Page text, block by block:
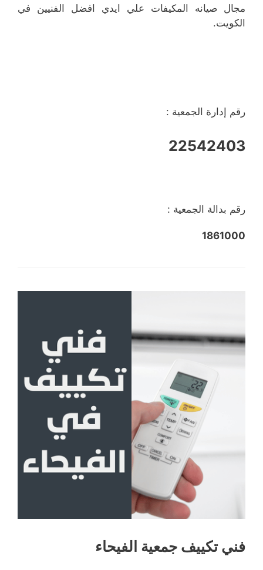
مجال صيانه المكيفات علي ايدي افضل الفنيين في
الكويت.
رقم إدارة الجمعية :
22542403
رقم بدالة الجمعية :
1861000
فني تكييف جمعية الفيحاء